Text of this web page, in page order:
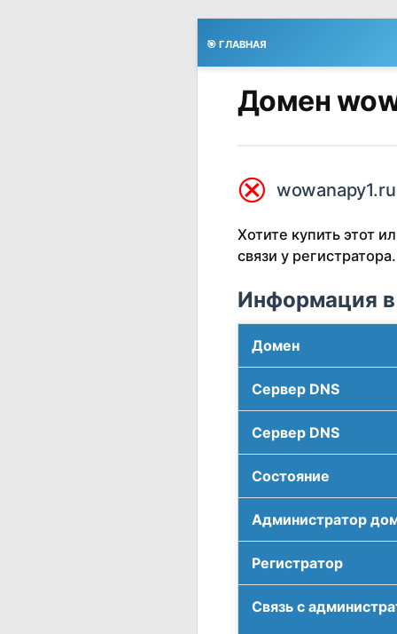
🎯 ГЛАВНАЯ
Домен
⮿ wowanapy1.ru
Хотите купить этот
связи у регистратора.
Информация в
Домен
Сервер DNS
Сервер DNS
Соcтояние
Администратор
Регистратор
Связь с